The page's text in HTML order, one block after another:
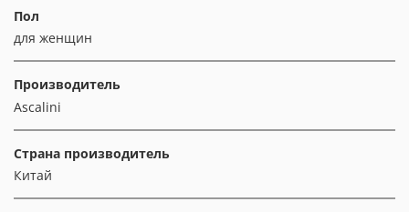
Пол
для женщин
Производитель
Ascalini
Страна производитель
Китай